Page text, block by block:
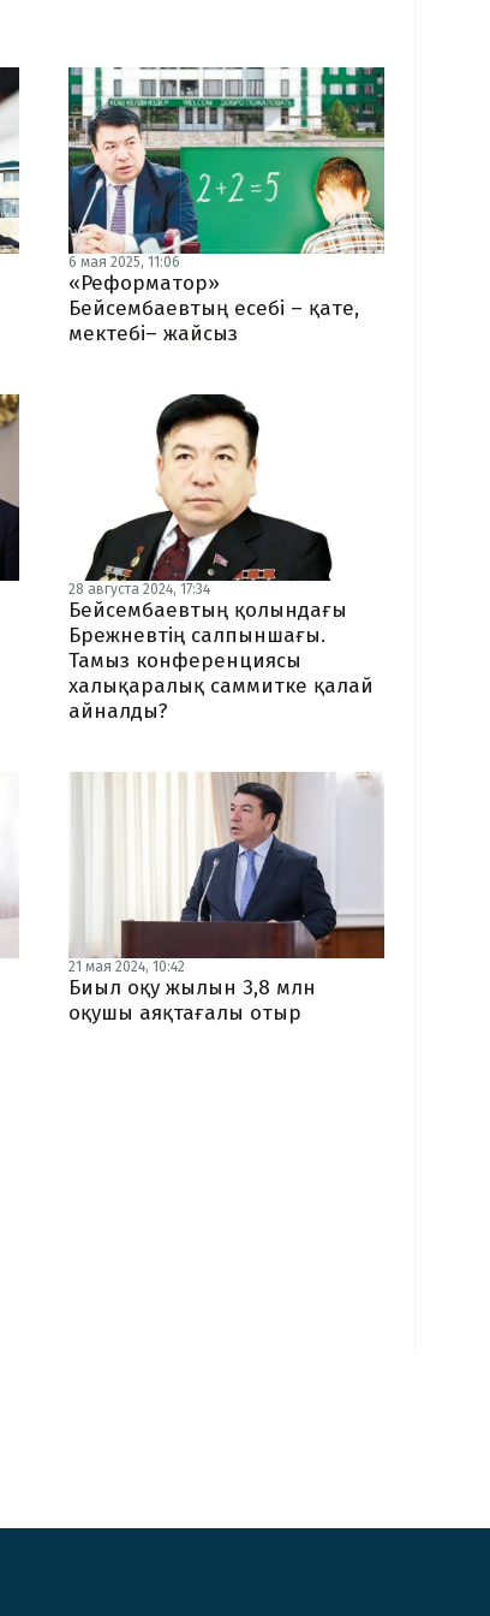
6 мая 2025, 11:06
«Реформатор»
Бейсембаевтың есебі – қате,
мектебі– жайсыз
28 августа 2024, 17:34
Бейсембаевтың қолындағы
Брежневтің салпыншағы.
Тамыз конференциясы
халықаралық саммитке қалай
айналды?
21 мая 2024, 10:42
Биыл оқу жылын 3,8 млн
оқушы аяқтағалы отыр